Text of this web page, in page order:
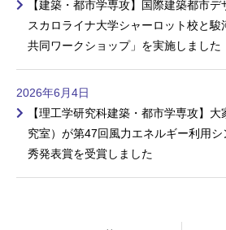
【建築・都市学専攻】国際建築都市
スカロライナ大学シャーロット校と
共同ワークショップ」を実施しました
2026年6月4日
【理工学研究科建築・都市学専攻】
究室）が第47回風力エネルギー利用
秀発表賞を受賞しました